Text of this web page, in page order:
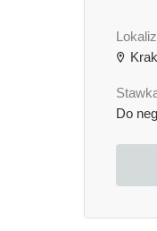
Kraków
Do